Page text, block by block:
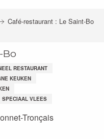
Café-restaurant : Le Saint-Bo
Bo
RESTAURANT
KEUKEN
SPECIAAL VLEES
Tronçais